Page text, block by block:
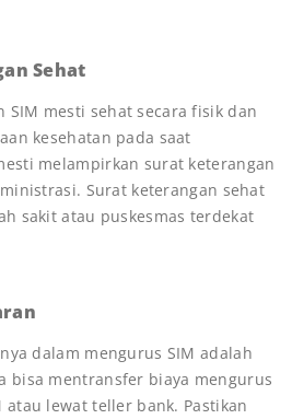
Sehat
SIM mesti sehat secara fisik dan
kesehatan pada saat
melampirkan surat keterangan
Surat keterangan sehat
sakit atau puskesmas terdekat
dalam mengurus SIM adalah
bisa mentransfer biaya mengurus
atau lewat teller bank. Pastikan